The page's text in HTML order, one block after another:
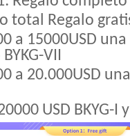
total Regalo
a 15000USD
VII
a 20.000USD
USD BKYG-I y